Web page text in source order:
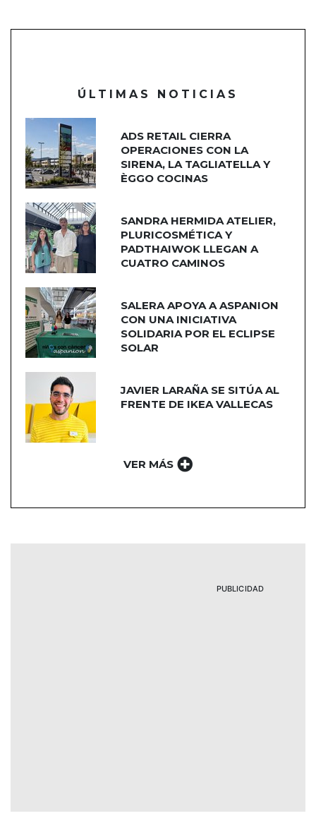
ÚLTIMAS NOTICIAS
ADS RETAIL CIERRA
OPERACIONES CON LA
SIRENA, LA TAGLIATELLA Y
ÈGGO COCINAS
SANDRA HERMIDA ATELIER,
PLURICOSMÉTICA Y
PADTHAIWOK LLEGAN A
CUATRO CAMINOS
SALERA APOYA A ASPANION
CON UNA INICIATIVA
SOLIDARIA POR EL ECLIPSE
SOLAR
JAVIER LARAÑA SE SITÚA AL
FRENTE DE IKEA VALLECAS
VER MÁS
PUBLICIDAD